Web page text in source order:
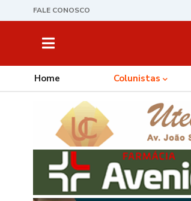
FALE CONOSCO
Home Colunistas